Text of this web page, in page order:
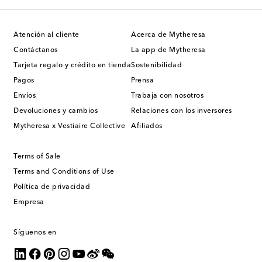
Atención al cliente
Contáctanos
Tarjeta regalo y crédito en tienda
Pagos
Envíos
Devoluciones y cambios
Mytheresa x Vestiaire Collective
Acerca de Mytheresa
La app de Mytheresa
Sostenibilidad
Prensa
Trabaja con nosotros
Relaciones con los inversores
Afiliados
Terms of Sale
Terms and Conditions of Use
Política de privacidad
Empresa
Síguenos en